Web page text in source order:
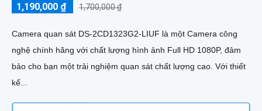
1,190,000 ₫ 1,700,000 ₫
Camera quan sát DS-2CD1323G2-LIUF là một Camera công
nghệ chính hãng với chất lượng hình ảnh Full HD 1080P, đảm
bảo cho bạn một trải nghiệm quan sát chất lượng cao. Với thiết
kế...